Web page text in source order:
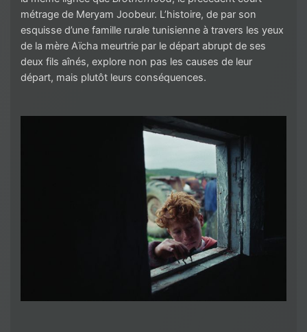
métrage de Meryam Joobeur. L’histoire, de par son
esquisse d’une famille rurale tunisienne à travers les yeux
de la mère Aïcha meurtrie par le départ abrupt de ses
deux fils aînés, explore non pas les causes de leur
départ, mais plutôt leurs conséquences.